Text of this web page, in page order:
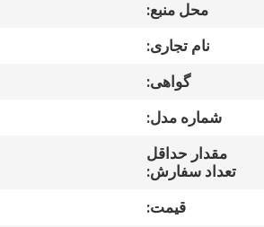
درباره
بازدید
محل منبع:
نام تجاری:
گواهی:
شماره مدل:
مقدار حداقل
تعداد سفارش:
قیمت: